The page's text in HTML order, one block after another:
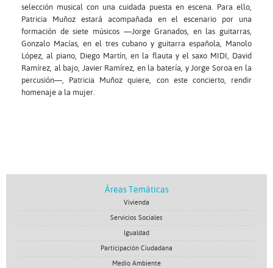
selección musical con una cuidada puesta en escena. Para ello,
Patricia Muñoz estará acompañada en el escenario por una
formación de siete músicos —Jorge Granados, en las guitarras,
Gonzalo Macías, en el tres cubano y guitarra española, Manolo
López, al piano, Diego Martín, en la flauta y el saxo MIDI, David
Ramírez, al bajo, Javier Ramírez, en la batería, y Jorge Soroa en la
percusión—, Patricia Muñoz quiere, con este concierto, rendir
homenaje a la mujer.
Áreas Temáticas
Vivienda
Servicios Sociales
Igualdad
Participación Ciudadana
Medio Ambiente